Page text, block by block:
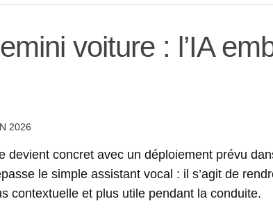
voiture : l’IA
2026
devient concret avec un déploiement prévu
le simple assistant vocal : il s’agit de
contextuelle et plus utile pendant la conduite.